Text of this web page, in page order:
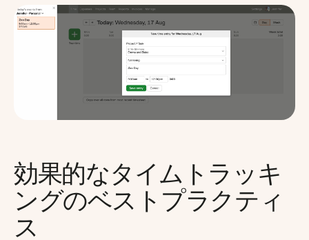
効果的なタイムトラッキ
ングのベストプラクティ
ス